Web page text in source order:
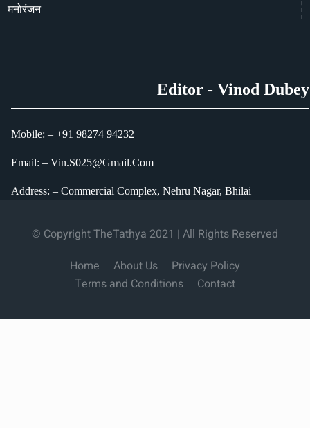
मनोरंजन
Editor - Vinod Dubey
Mobile: – +91 98274 94232
Email: – Vin.S025@Gmail.Com
Address: – Commercial Complex, Nehru Nagar, Bhilai
© Copyright TheTathya 2021 | All Rights Reserved
Home
About Us
Privacy Policy
Terms and Conditions
Contact